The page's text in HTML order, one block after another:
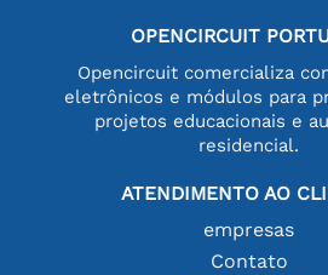
OPENCIRCUIT
Opencircuit comercializa
eletrônicos e módulos para
projetos educacionais e
residencial.
ATENDIMENTO AO
empresas
Contato